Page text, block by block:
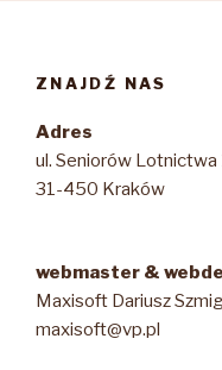
ZNAJDŹ NAS
Adres
ul. Seniorów
31-450 Kraków
webmaster &
Maxisoft Dariusz
maxisoft@vp.pl